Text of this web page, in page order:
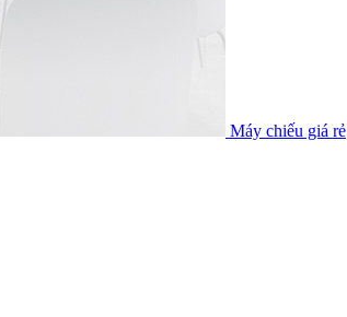
Máy chiếu giá rẻ